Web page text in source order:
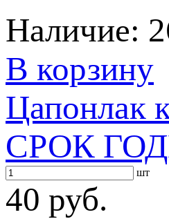
Наличие:
В корзину
СРОК
шт
40 руб.